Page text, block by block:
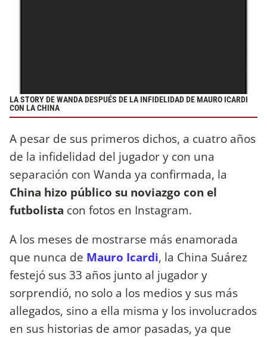
LA STORY DE WANDA DESPUÉS DE LA INFIDELIDAD DE MAURO ICARDI
CON LA CHINA
A pesar de sus primeros dichos, a cuatro años
de la infidelidad del jugador y con una
separación con Wanda ya confirmada, la
China hizo público su noviazgo con el
futbolista con fotos en Instagram.
A los meses de mostrarse más enamorada
que nunca de Mauro Icardi, la China Suárez
festejó sus 33 años junto al jugador y
sorprendió, no solo a los medios y sus más
allegados, sino a ella misma y los involucrados
en sus historias de amor pasadas, ya que